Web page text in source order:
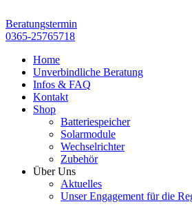
Inhalt
springen
Beratungstermin
0365-25765718
Home
Unverbindliche Beratung
Infos & FAQ
Kontakt
Shop
Batteriespeicher
Solarmodule
Wechselrichter
Zubehör
Über Uns
Aktuelles
Unser Engagement für die